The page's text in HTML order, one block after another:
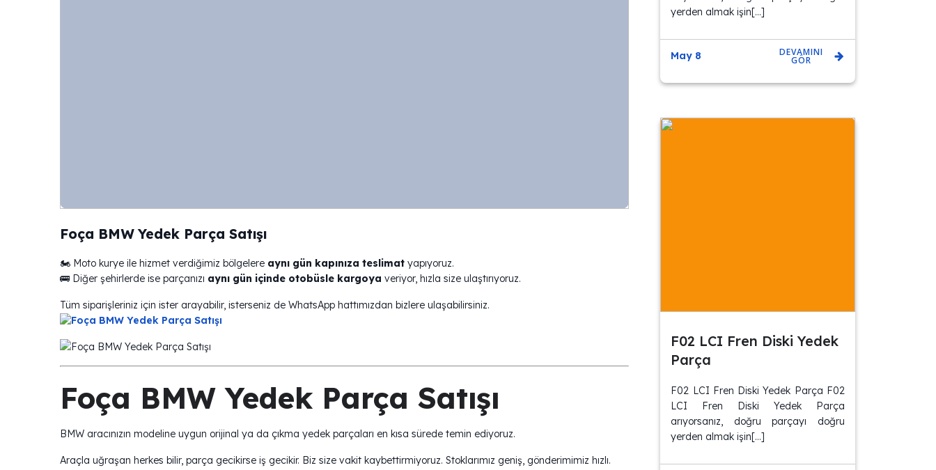
Foça BMW Yedek Parça Satışı
🏍️ Moto kurye ile hizmet verdiğimiz bölgelere aynı gün kapınıza teslimat yapıyoruz.
🚌 Diğer şehirlerde ise parçanızı aynı gün içinde otobüsle kargoya veriyor, hızla size ulaştırıyoruz.
Tüm siparişleriniz için ister arayabilir, isterseniz de WhatsApp hattımızdan bizlere ulaşabilirsiniz.
Foça BMW Yedek Parça Satışı
BMW aracınızın modeline uygun orijinal ya da çıkma yedek parçaları en kısa sürede temin ediyoruz.
Araçla uğraşan herkes bilir, parça gecikirse iş gecikir. Biz size vakit kaybettirmiyoruz. Stoklarımız geniş, gönderimimiz hızlı.
yerden almak işin[…]
May 8 DEVAMINI
GÖR
F02 LCI Fren Diski Yedek
Parça
F02 LCI Fren Diski Yedek Parça F02
LCI Fren Diski Yedek Parça
arıyorsanız, doğru parçayı doğru
yerden almak işin[…]